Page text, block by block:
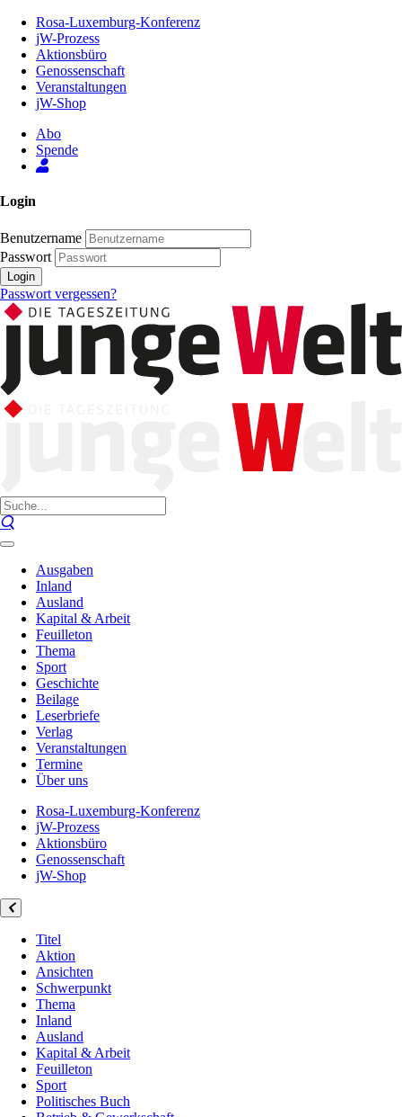
Inhalt
Seite
Rosa-Luxemburg-Konferenz
jW-Prozess
Aktionsbüro
Genossenschaft
Veranstaltungen
jW-Shop
Abo
Spende
Login
Benutzername
Passwort
Login
Passwort vergessen?
Ausgaben
Inland
Ausland
Kapital & Arbeit
Feuilleton
Thema
Sport
Geschichte
Beilage
Leserbriefe
Verlag
Veranstaltungen
Termine
Über uns
Rosa-Luxemburg-Konferenz
jW-Prozess
Aktionsbüro
Genossenschaft
jW-Shop
Titel
Aktion
Ansichten
Schwerpunkt
Thema
Inland
Ausland
Kapital & Arbeit
Feuilleton
Sport
Politisches Buch